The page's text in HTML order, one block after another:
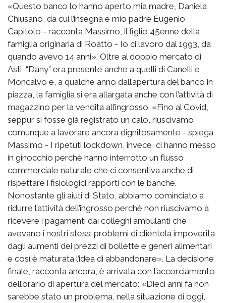
«Questo banco lo hanno aperto mia madre, Daniela
Chiusano, da cui l’insegna e mio padre Eugenio
Capitolo - racconta Massimo, il figlio 45enne della
famiglia originaria di Roatto - Io ci lavoro dal 1993, da
quando avevo 14 anni». Oltre al doppio mercato di
Asti, “Dany” era presente anche a quelli di Canelli e
Moncalvo e, a qualche anno dall’apertura del banco in
piazza, la famiglia si era allargata anche con l’attività di
magazzino per la vendita all’ingrosso. «Fino al Covid,
seppur si fosse già registrato un calo, riuscivamo
comunque a lavorare ancora dignitosamente - spiega
Massimo - I ripetuti lockdown, invece, ci hanno messo
in ginocchio perchè hanno interrotto un flusso
commerciale naturale che ci consentiva anche di
rispettare i fisiologici rapporti con le banche.
Nonostante gli aiuti di Stato, abbiamo cominciato a
ridurre l’attività dell’ingrosso perchè non riuscivamo a
ricevere i pagamenti dai colleghi ambulanti che
avevano i nostri stessi problemi di clientela impoverita
dagli aumenti dei prezzi di bollette e generi alimentari
e così è maturata l’idea di abbandonare». La decisione
finale, racconta ancora, è arrivata con l’accorciamento
dell’orario di apertura del mercato: «Dieci anni fa non
sarebbe stato un problema, nella situazione di oggi,